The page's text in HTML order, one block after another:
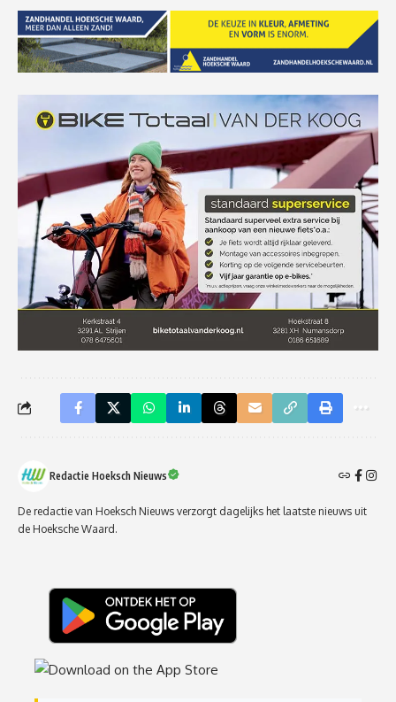
Redactie Hoeksch Nieuws
De redactie van Hoeksch Nieuws verzorgt dagelijks het laatste nieuws uit
de Hoeksche Waard.